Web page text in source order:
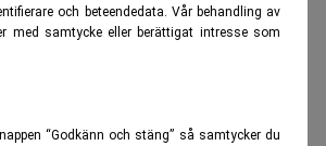
och beteendedata. Vår behandling av
med samtycke eller berättigat intresse som
“Godkänn och stäng” så samtycker du